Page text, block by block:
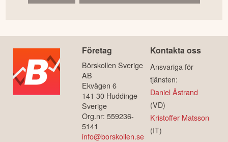
Företag
Börskollen Sverige
AB
Ekvägen 6
141 30 Huddinge
Sverige
Org.nr: 559236-
5141
info@borskollen.se
Kontakta oss
Ansvariga för
tjänsten:
Daniel Åstrand
(VD)
Kristoffer Matsson
(IT)